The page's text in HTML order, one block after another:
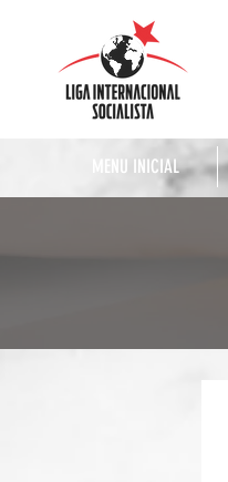
MENU INICIAL